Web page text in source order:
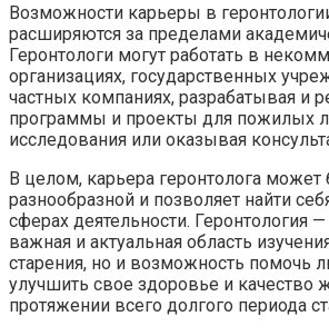
Возможности карьеры в
расширяются за пределами
Геронтологи могут работать в
организациях, государственных
частных компаниях, разрабатывая и
программы и проекты для пожилых
исследования или оказывая
В целом, карьера геронтолога может
разнообразной и позволяет найти
сферах деятельности. Геронтология
важная и актуальная область
старения, но и возможность помочь
улучшить свое здоровье и качество
протяжении всего долгого периода